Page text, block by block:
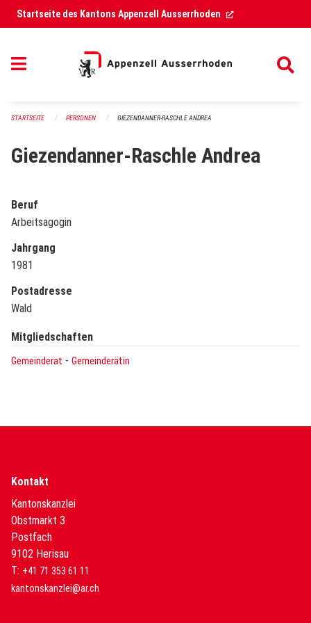
Navigation überspringen
Startseite des Kantons Appenzell Ausserrhoden (External Link)
STARTSEITE PERSONEN GIEZENDANNER-RASCHLE ANDREA
Giezendanner-Raschle Andrea
Beruf
Arbeitsagogin
Jahrgang
1981
Postadresse
Wald
Mitgliedschaften
Gemeinderat - Gemeinderätin
Kontakt
Kantonskanzlei
Obstmarkt 3
Postfach
9102 Herisau
T: +41 71 353 61 11
kantonskanzlei@ar.ch